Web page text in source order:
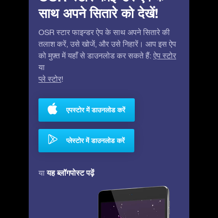
साथ अपने सितारे को देखें!
OSR स्टार फाइन्डर ऐप के साथ अपने सितारे की
तलाश करें, उसे खोजें, और उसे निहारें। आप इस ऐप
को मुफ़्त में यहाँ से डाउनलोड कर सकते हैं: ऐप स्टोर
या
प्ले स्टोर!
एपस्टोर में डाउनलोड करें
प्लेस्टोर में डाउनलोड करें
यायह ब्लॉगपोस्ट पढ़ें